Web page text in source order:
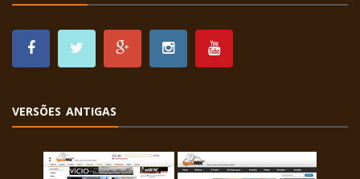
VERSÕES ANTIGAS